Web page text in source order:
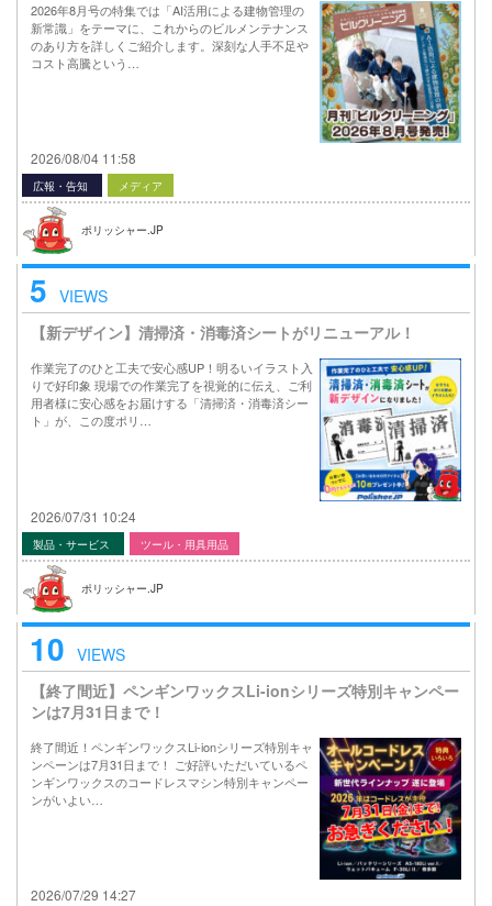
2026年8月号の特集では「AI活用による建物管理の
新常識」をテーマに、これからのビルメンテナンス
のあり方を詳しくご紹介します。深刻な人手不足や
コスト高騰という…
2026/08/04 11:58
広報・告知 メディア
ポリッシャー.JP
5 VIEWS
【新デザイン】清掃済・消毒済シートがリニューアル！
作業完了のひと工夫で安心感UP！明るいイラスト入
りで好印象 現場での作業完了を視覚的に伝え、ご利
用者様に安心感をお届けする「清掃済・消毒済シー
ト」が、この度ポリ…
2026/07/31 10:24
製品・サービス ツール・用具用品
ポリッシャー.JP
10 VIEWS
【終了間近】ペンギンワックスLi-ionシリーズ特別キャンペー
ンは7月31日まで！
終了間近！ペンギンワックスLi-ionシリーズ特別キャ
ンペーンは7月31日まで！ ご好評いただいているペ
ンギンワックスのコードレスマシン特別キャンペー
ンがいよい…
2026/07/29 14:27